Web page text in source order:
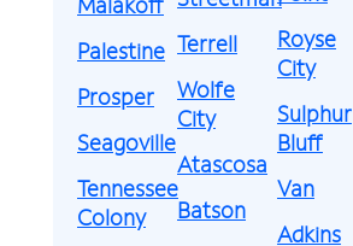
Palestine
Prosper
Seagoville
Tennessee
Colony
Terrell
Wolfe
City
Atascosa
Batson
Royse
City
Sulphur
Bluff
Van
Adkins